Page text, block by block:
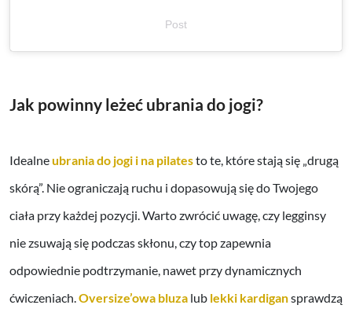
Post
Jak powinny leżeć ubrania do jogi?
Idealneubrania do jogi i na pilatesto te, które stają się „drugą
skórą”. Nie ograniczają ruchu i dopasowują się do Twojego
ciała przy każdej pozycji. Warto zwrócić uwagę, czy legginsy
nie zsuwają się podczas skłonu, czy top zapewnia
odpowiednie podtrzymanie, nawet przy dynamicznych
ćwiczeniach. Oversize’owa bluza lub lekki kardigansprawdzą